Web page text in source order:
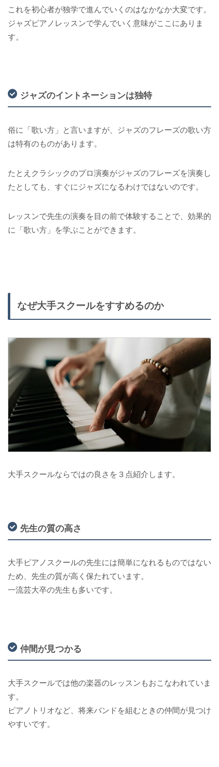
これを初心者が独学で進んでいくのはなかなか大変です。
ジャズピアノレッスンで学んでいく意味がここにありま
す。
ジャズのイントネーションは独特
俗に「歌い方」と言いますが、ジャズのフレーズの歌い方
は特有のものがあります。
たとえクラシックのプロ演奏がジャズのフレーズを演奏し
たとしても、すぐにジャズになるわけではないのです。
レッスンで先生の演奏を目の前で体験することで、効果的
に「歌い方」を学ぶことができます。
なぜ大手スクールをすすめるのか
大手スクールならではの良さを３点紹介します。
先生の質の高さ
大手ピアノスクールの先生には簡単になれるものではない
ため、先生の質が高く保たれています。
一流芸大卒の先生も多いです。
仲間が見つかる
大手スクールでは他の楽器のレッスンもおこなわれていま
す。
ピアノトリオなど、将来バンドを組むときの仲間が見つけ
やすいです。